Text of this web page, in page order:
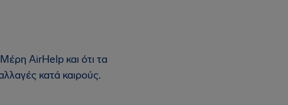
AirHelp και ότι τα
κατά καιρούς.